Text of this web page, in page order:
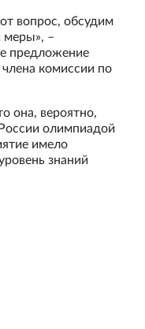
вопрос, обсудим
меры», –
предложение
комиссии по
она, вероятно,
олимпиадой
имело
знаний